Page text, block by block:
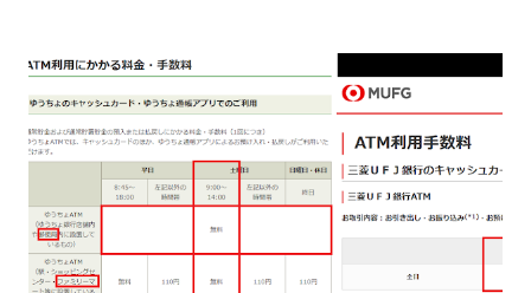
载 PDF（不是费用说明页） 👉
https://www.moj.go.jp/isa/content/930002833.pdf 打印后
填写： 右上角： 申请受理编号 右下角： 本人姓名 在指定的「収
入印紙贴付栏」内： 贴 5,500 日元的收入印纸 可以是 两张或多
张 不重叠、不消印 📌 5,500 日元适用于： 2025 年 4 月 1 日以
后提交的在留期间更新 / 资格变更申请 ② 准备回邮用【レター
パック】 可以使用： 青色：レターパックライト（430 日元）